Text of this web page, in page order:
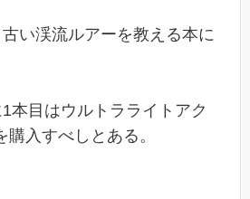
い渓流ルアーを教える本に
本目はウルトラライトアク
入すべしとある。